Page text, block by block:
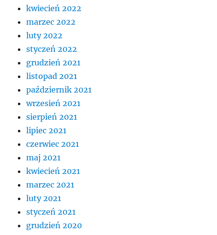
kwiecień 2022
marzec 2022
luty 2022
styczeń 2022
grudzień 2021
listopad 2021
październik 2021
wrzesień 2021
sierpień 2021
lipiec 2021
czerwiec 2021
maj 2021
kwiecień 2021
marzec 2021
luty 2021
styczeń 2021
grudzień 2020